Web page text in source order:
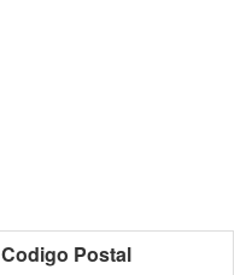
Codigo Postal